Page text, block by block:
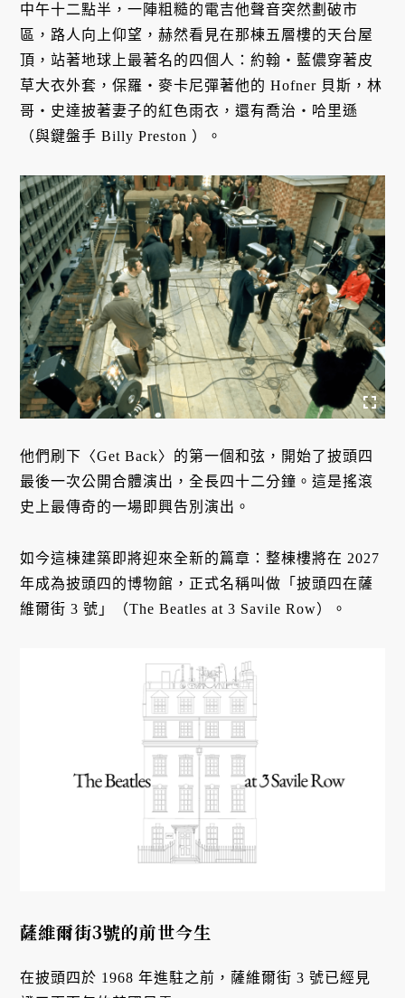
中午十二點半，一陣粗糙的電吉他聲音突然劃破市
區，路人向上仰望，赫然看見在那棟五層樓的天台屋
頂，站著地球上最著名的四個人：約翰・藍儂穿著皮
草大衣外套，保羅・麥卡尼彈著他的 Hofner 貝斯，林
哥・史達披著妻子的紅色雨衣，還有喬治・哈里遜
（與鍵盤手 Billy Preston ）。
他們刷下〈Get Back〉的第一個和弦，開始了披頭四
最後一次公開合體演出，全長四十二分鐘。這是搖滾
史上最傳奇的一場即興告別演出。
如今這棟建築即將迎來全新的篇章：整棟樓將在 2027
年成為披頭四的博物館，正式名稱叫做「披頭四在薩
維爾街 3 號」（The Beatles at 3 Savile Row）。
薩維爾街3號的前世今生
在披頭四於 1968 年進駐之前，薩維爾街 3 號已經見